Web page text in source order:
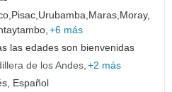
Pisac,Urubamba,Maras,Moray,
+6 más
las edades son bienvenidas
de los Andes +2 más
Español